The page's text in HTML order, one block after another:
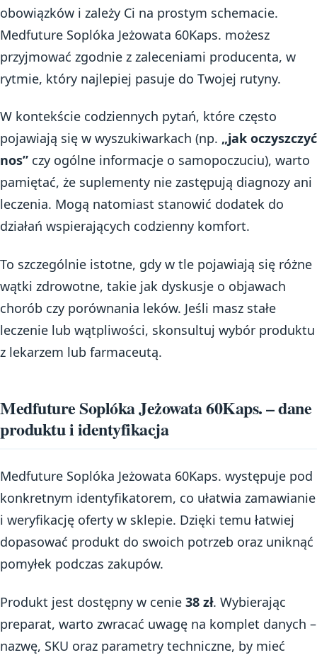
obowiązków i zależy Ci na prostym schemacie.
Medfuture Soplóka Jeżowata 60Kaps. możesz
przyjmować zgodnie z zaleceniami producenta, w
rytmie, który najlepiej pasuje do Twojej rutyny.
W kontekście codziennych pytań, które często
pojawiają się w wyszukiwarkach (np. „jak oczyszczyć
nos” czy ogólne informacje o samopoczuciu), warto
pamiętać, że suplementy nie zastępują diagnozy ani
leczenia. Mogą natomiast stanowić dodatek do
działań wspierających codzienny komfort.
To szczególnie istotne, gdy w tle pojawiają się różne
wątki zdrowotne, takie jak dyskusje o objawach
chorób czy porównania leków. Jeśli masz stałe
leczenie lub wątpliwości, skonsultuj wybór produktu
z lekarzem lub farmaceutą.
Medfuture Soplóka Jeżowata 60Kaps. – dane
produktu i identyfikacja
Medfuture Soplóka Jeżowata 60Kaps. występuje pod
konkretnym identyfikatorem, co ułatwia zamawianie
i weryfikację oferty w sklepie. Dzięki temu łatwiej
dopasować produkt do swoich potrzeb oraz uniknąć
pomyłek podczas zakupów.
Produkt jest dostępny w cenie 38 zł. Wybierając
preparat, warto zwracać uwagę na komplet danych –
nazwę, SKU oraz parametry techniczne, by mieć